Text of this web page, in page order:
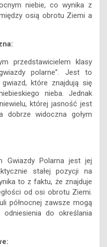
niebie, co wynika z
osią obrotu Ziemi a
przedstawicielem klasy
polarne”. Jest to
które znajdują się
nieba. Jednak
której jasność jest
dobrze widoczna gołym
Gwiazdy Polarna jest jej
stałej pozycji na
to z faktu, że znajduje
od osi obrotu Ziemi.
północnej zawsze mogą
do określania